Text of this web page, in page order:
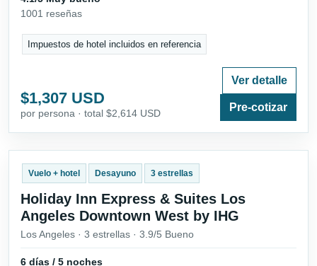
1001 reseñas
Impuestos de hotel incluidos en referencia
$1,307 USD
por persona · total $2,614 USD
Ver detalle
Pre-cotizar
Vuelo + hotel Desayuno 3 estrellas
Holiday Inn Express & Suites Los
Angeles Downtown West by IHG
Los Angeles · 3 estrellas · 3.9/5 Bueno
6 días / 5 noches